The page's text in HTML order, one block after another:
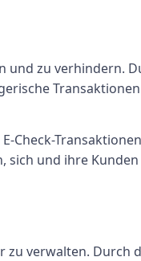
und zu verhindern.
Check-
und ihre
verwalten. Durch